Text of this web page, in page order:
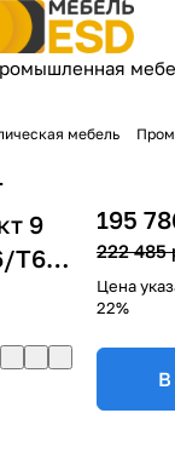
мебель
9
(ExpTWTH160.T6/T6.021)
195
222 485
Цена
22%
В